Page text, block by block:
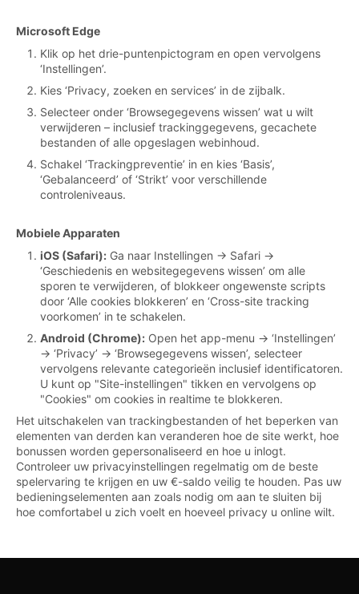
Microsoft Edge
Klik op het drie-puntenpictogram en open vervolgens
‘Instellingen’.
Kies ‘Privacy, zoeken en services’ in de zijbalk.
Selecteer onder ‘Browsegegevens wissen’ wat u wilt
verwijderen – inclusief trackinggegevens, gecachete
bestanden of alle opgeslagen webinhoud.
Schakel ‘Trackingpreventie’ in en kies ‘Basis’,
‘Gebalanceerd’ of ‘Strikt’ voor verschillende
controleniveaus.
Mobiele Apparaten
iOS (Safari): Ga naar Instellingen → Safari →
‘Geschiedenis en websitegegevens wissen’ om alle
sporen te verwijderen, of blokkeer ongewenste scripts
door ‘Alle cookies blokkeren’ en ‘Cross-site tracking
voorkomen’ in te schakelen.
Android (Chrome): Open het app-menu → ‘Instellingen’
→ ‘Privacy’ → ‘Browsegegevens wissen’, selecteer
vervolgens relevante categorieën inclusief identificatoren.
U kunt op "Site-instellingen" tikken en vervolgens op
"Cookies" om cookies in realtime te blokkeren.
Het uitschakelen van trackingbestanden of het beperken van
elementen van derden kan veranderen hoe de site werkt, hoe
bonussen worden gepersonaliseerd en hoe u inlogt.
Controleer uw privacyinstellingen regelmatig om de beste
spelervaring te krijgen en uw €-saldo veilig te houden. Pas uw
bedieningselementen aan zoals nodig om aan te sluiten bij
hoe comfortabel u zich voelt en hoeveel privacy u online wilt.